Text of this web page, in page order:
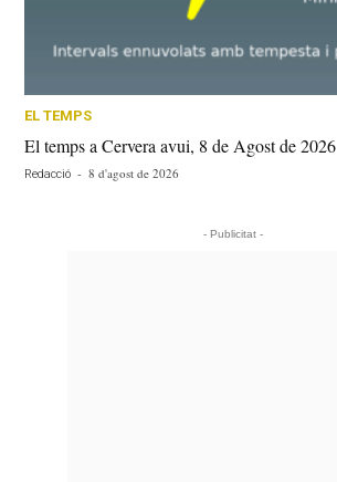
EL TEMPS
El temps a Cervera avui, 8 de Agost de 2026
Redacció - 8 d'agost de 2026
- Publicitat -